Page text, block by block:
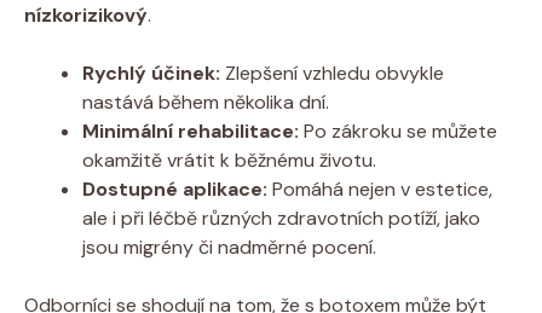
nízkorizikový.
Rychlý účinek: Zlepšení vzhledu obvykle
nastává během několika dní.
Minimální rehabilitace: Po zákroku se můžete
okamžitě vrátit k běžnému životu.
Dostupné aplikace: Pomáhá nejen v estetice,
ale i při léčbě různých zdravotních potíží, jako
jsou migrény či nadměrné pocení.
Odborníci se shodují na tom, že s botoxem může být